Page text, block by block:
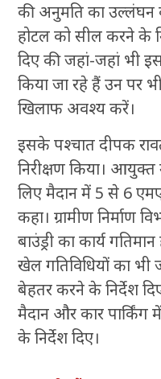
की अनुमति का उल्लंघन
होटल को सील करने के
दिए की जहां-जहां भी
किया जा रहे हैं उन पर
खिलाफ अवश्य करें।
इसके पश्चात दीपक
निरीक्षण किया।
लिए मैदान में 5 से 6
कहा। ग्रामीण निर्माण
बाउंड्री का कार्य
खेल गतिविधियों का
बेहतर करने के निर्देश
मैदान और कार पार्किंग
के निर्देश दिए।